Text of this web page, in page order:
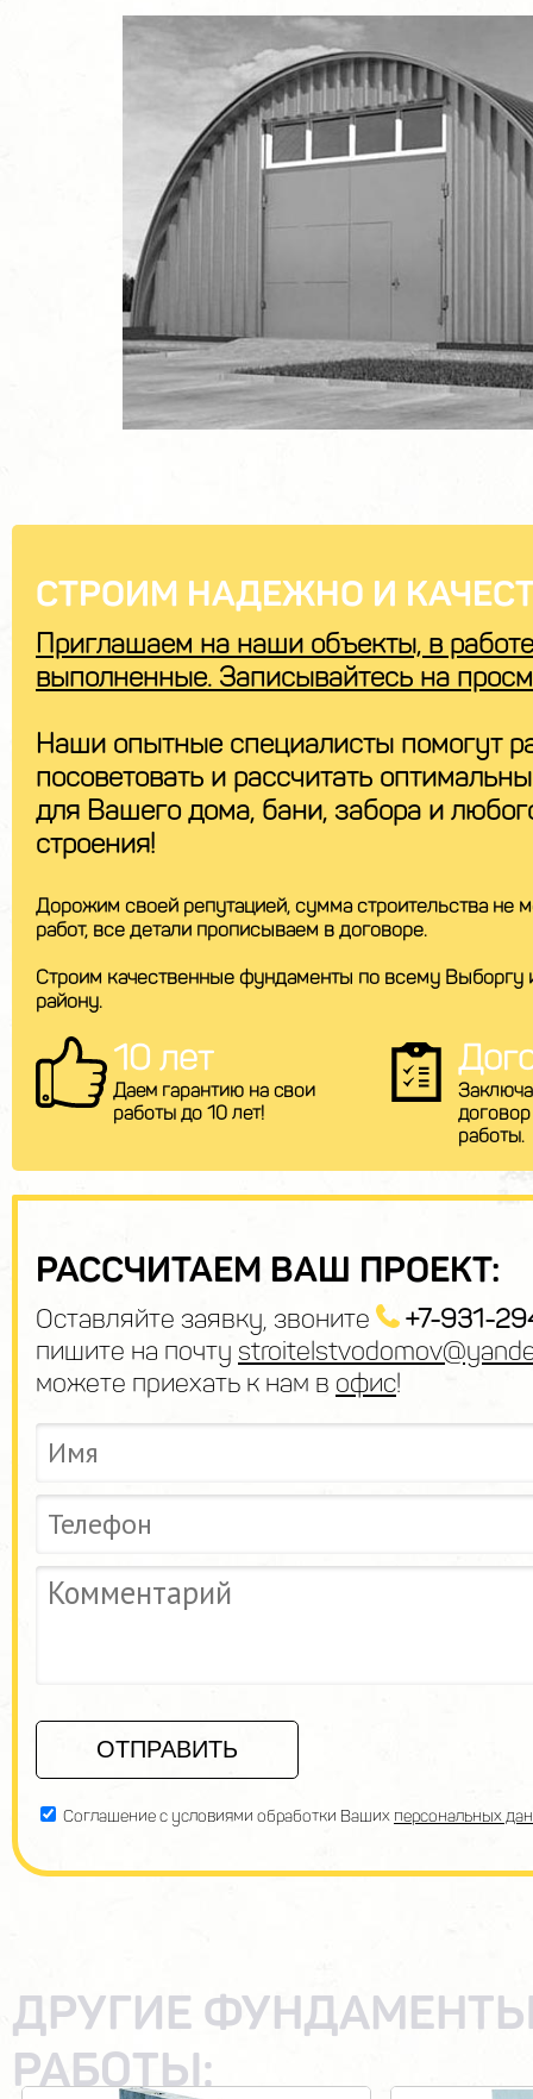
СТРОИМ НАДЕЖНО И
Приглашаем на наши объекты, в
выполненные. Записывайтесь на
Наши опытные специалисты помогут
посоветовать и рассчитать
для Вашего дома, бани, забора и
строения!
Дорожим своей репутацией, сумма строительства не
работ, все детали прописываем в договоре.
Строим качественные фундаменты по всему Выборгу
району.
10 лет
Даем гарантию на свои
работы до 10 лет!
работы.
РАССЧИТАЕМ ВАШ ПРОЕКТ:
Оставляйте заявку, звоните
+7-931-
пишите на почту
можете приехать к нам в офис!
Соглашение с условиями обработки Ваших персональных
ДРУГИЕ
РАБОТЫ: